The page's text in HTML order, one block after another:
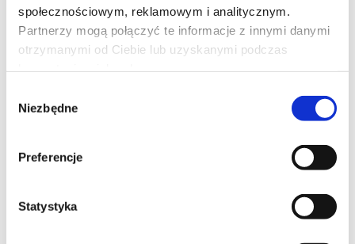
społecznościowym, reklamowym i analitycznym.
Partnerzy mogą połączyć te informacje z innymi danymi
otrzymanymi od Ciebie lub uzyskanymi podczas
zgody
Niezbędne
Preferencje
Statystyka
DZIEŃ OBJAWIENIA
Gdybyś dowiedział się, że nie jesteśmy sami, gdyby ktoś ci to
*******